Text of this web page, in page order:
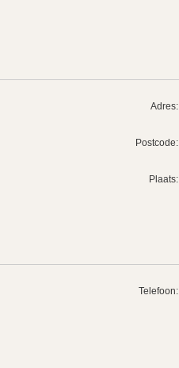
Adres:
Postcode:
Plaats:
Telefoon: